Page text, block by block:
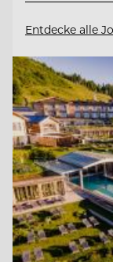
Entdecke alle